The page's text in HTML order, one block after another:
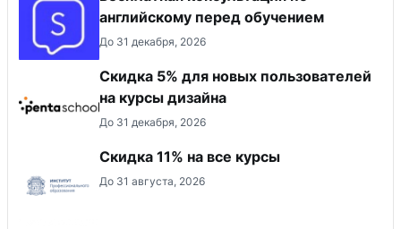
английскому перед обучением
До 31 декабря, 2026
Скидка 5% для новых пользователей
на курсы дизайна
До 31 декабря, 2026
Скидка 11% на все курсы
До 31 августа, 2026